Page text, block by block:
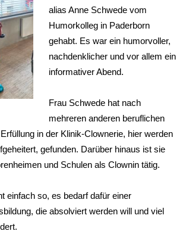
alias Anne Schwede vom
Humorkolleg in Paderborn
gehabt. Es war ein humorvoller,
nachdenklicher und vor allem ein
informativer Abend.
Frau Schwede hat nach
mehreren anderen beruflichen
in der Klinik-Clownerie, hier werden
gefunden. Darüber hinaus ist sie
und Schulen als Clownin tätig.
einfach so, es bedarf dafür einer
die absolviert werden will und viel